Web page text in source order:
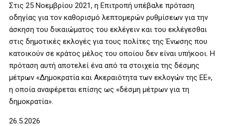
Στις 25 Νοεμβρίου 2021, η Επιτροπή υπέβαλε πρόταση
οδηγίας για τον καθορισμό λεπτομερών ρυθμίσεων για την
άσκηση του δικαιώματος του εκλέγειν και του εκλέγεσθαι
στις δημοτικές εκλογές για τους πολίτες της Ένωσης που
κατοικούν σε κράτος μέλος του οποίου δεν είναι υπήκοοι. Η
πρόταση αυτή αποτελεί ένα από τα στοιχεία της δέσμης
μέτρων «Δημοκρατία και Ακεραιότητα των εκλογών της ΕΕ»,
η οποία αναφέρεται επίσης ως «δέσμη μέτρων για τη
δημοκρατία».
26.5.2026